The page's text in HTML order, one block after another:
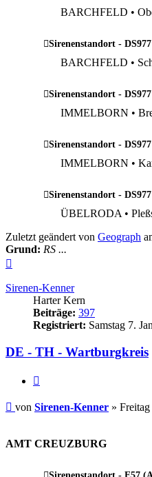
BARCHFELD •
Sirenenstandort -
BARCHFELD •
Sirenenstandort -
IMMELBORN •
Sirenenstandort -
IMMELBORN •
Sirenenstandort -
ÜBELRODA •
Zuletzt geändert von Geograph
Grund: RS ...
Sirenen-Kenner
Harter Kern
Beiträge: 397
Registriert: Samstag 7.
DE - TH - Wartburgkreis
Beitrag
von Sirenen-Kenner »
AMT CREUZBURG